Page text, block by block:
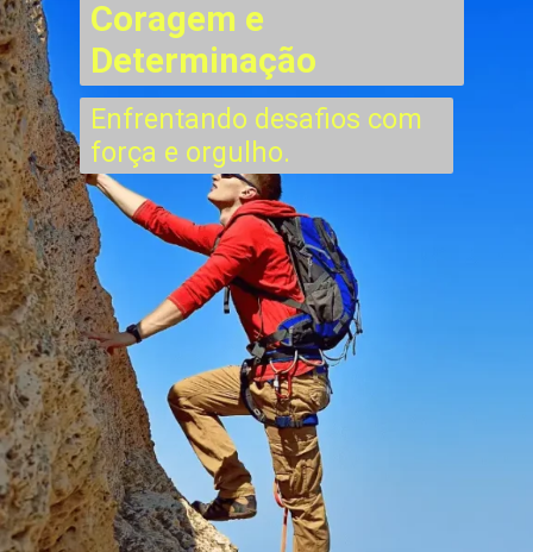
Coragem e
Determinação
Enfrentando desafios com
força e orgulho.